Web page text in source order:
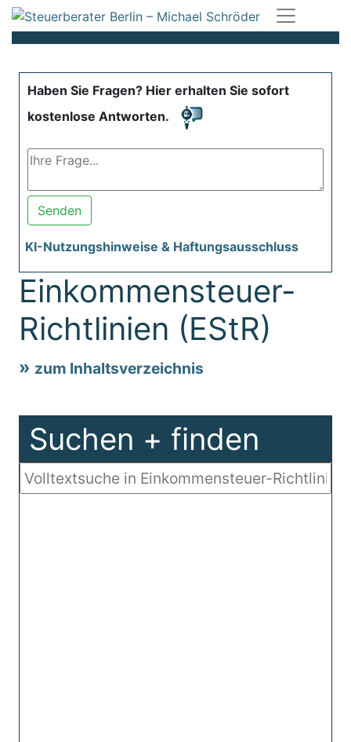
Haben Sie Fragen? Hier erhalten Sie sofort
kostenlose Antworten.
Senden
KI-Nutzungshinweise & Haftungsausschluss
Einkommensteuer-
Richtlinien (EStR)
zum Inhaltsverzeichnis
Suchen + finden